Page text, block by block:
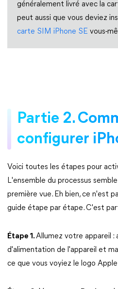
généralement livré avec la
peut aussi que vous deviez
carte SIM iPhone SE vous-
Partie 2.
configurer
Voici toutes les étapes pour
L'ensemble du processus
première vue. Eh bien, ce n'est
guide étape par étape. C'est
Étape 1.Allumez votre appareil :
d'alimentation de l'appareil et
ce que vous voyiez le logo